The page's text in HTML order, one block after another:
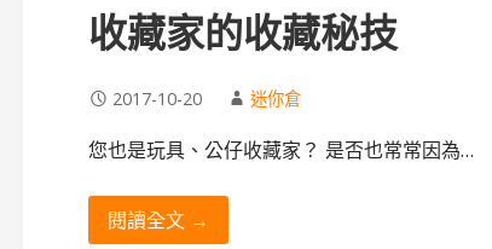
收藏家的收藏秘技
2017-10-20 迷你倉
您也是玩具、公仔收藏家？ 是否也常常因為…
閱讀全文 →